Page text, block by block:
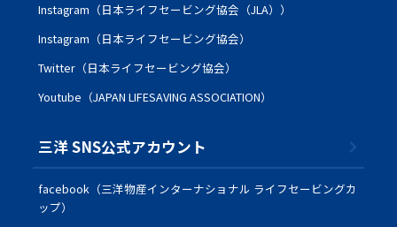
Instagram（日本ライフセービング協会（JLA））
Instagram（日本ライフセービング協会）
Twitter（日本ライフセービング協会）
Youtube（JAPAN LIFESAVING ASSOCIATION）
三洋 SNS公式アカウント
facebook（三洋物産インターナショナル ライフセービングカ
ップ）